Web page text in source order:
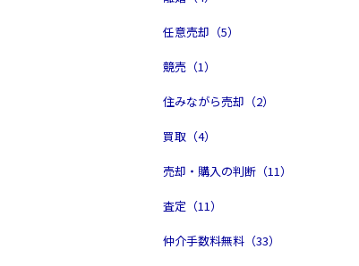
任意売却（5）
競売（1）
住みながら売却（2）
買取（4）
売却・購入の判断（11）
査定（11）
仲介手数料無料（33）